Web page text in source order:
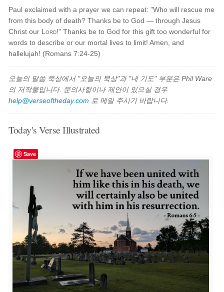
Paul exclaimed with a prayer we can repeat: "Who will rescue me
from this body of death? Thanks be to God — through Jesus
Christ our Lord!" Thanks be to God for this gift too wonderful for
words to describe or our mortal lives to limit! Amen, and
hallelujah! (Romans 7:24-25)
오늘의 말씀 묵상에서 "오늘의 묵상"과 "내 기도" 부분은 Phil Ware
의 저작물입니다. 문의사항이나 제안이 있으실 경우
help@verseoftheday.com 로 메일 주시기 바랍니다.
Today's Verse Illustrated
Save